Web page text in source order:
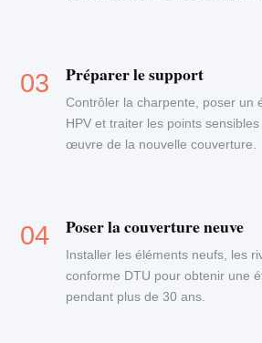
Préparer le support
Contrôler la charpente, poser un
HPV et traiter les points
œuvre de la nouvelle couverture.
Poser la couverture neuve
Installer les éléments neufs, les
conforme DTU pour obtenir une
pendant plus de 30 ans.